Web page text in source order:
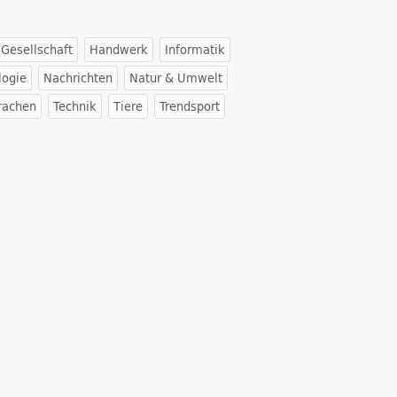
Gesellschaft Handwerk
Informatik
Nachrichten
Natur & Umwelt
Technik Tiere
Trendsport